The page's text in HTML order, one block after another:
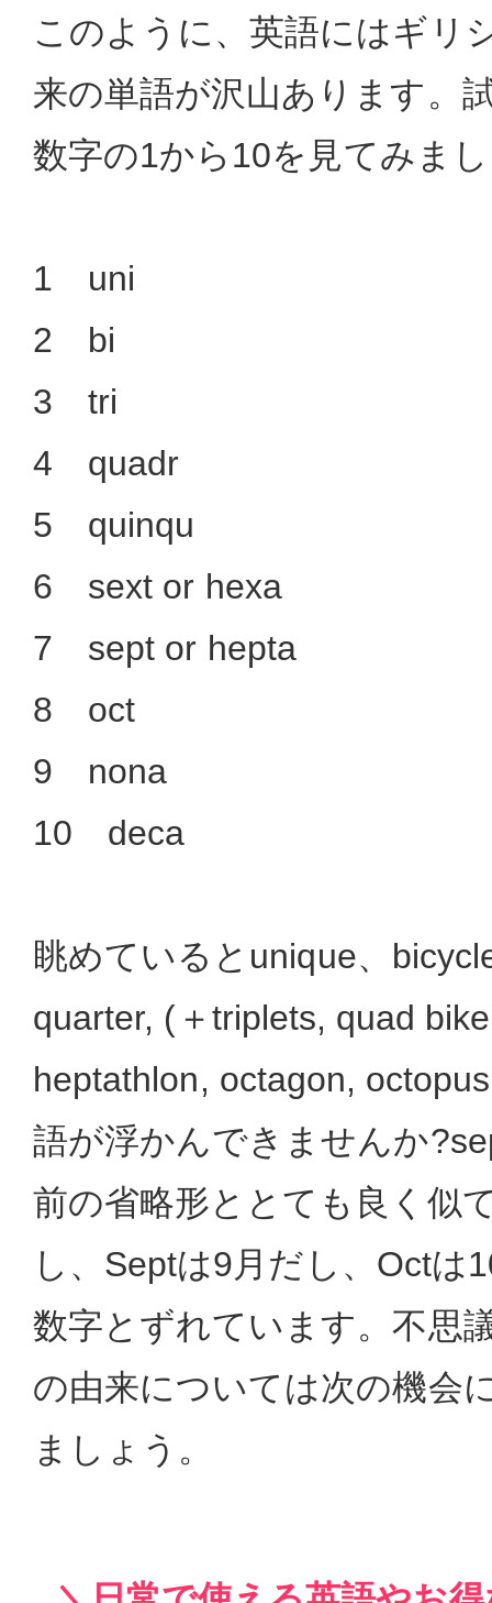
このように、英語にはギリ
来の単語が沢山あります。
数字の1から10を見てみま
1 uni
2 bi
3 tri
4 quadr
5 quinqu
6 sext or hexa
7 sept or hepta
8 oct
9 nona
10 deca
眺めているとunique、
quarter, (＋triplets, quad
heptathlon, octagon,
語が浮かんできませんか
前の省略形ととても良く似
し、Septは9月だし、Octは
数字とずれています。不思
の由来については次の機会
ましょう。